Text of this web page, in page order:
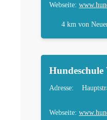
Webseite:
4 km von
Hundeschule
Adresse:
Webseite: